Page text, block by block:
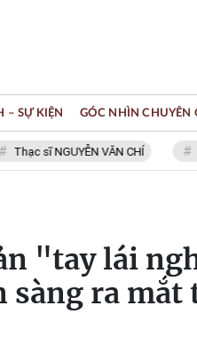
VĂN CHÍ LÀNG
– SỰ KIỆN GÓC NHÌN CHUYÊN
"tay lái
sàng ra